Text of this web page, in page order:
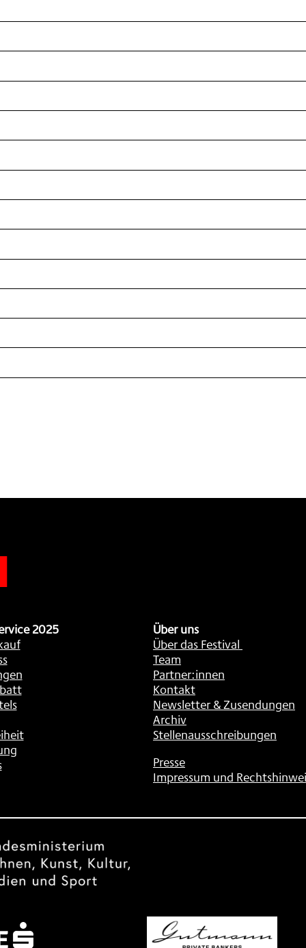
2025
Über uns
Über das Festival
Team
Partner:innen
Kontakt
Newsletter & Zusendungen
Archiv
Stellenausschreibungen
Presse
Impressum und